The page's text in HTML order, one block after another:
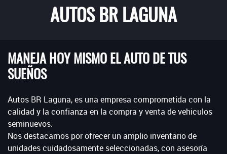
AUTOS BR LAGUNA
MANEJA HOY MISMO EL AUTO DE TUS
SUEÑOS
Autos BR Laguna, es una empresa comprometida con la
calidad y la confianza en la compra y venta de vehiculos
seminuevos.
Nos destacamos por ofrecer un amplio inventario de
unidades cuidadosamente seleccionadas, con asesoría